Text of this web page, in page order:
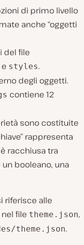
di primo livello
anche “oggetti
del file
e styles.
degli oggetti.
contiene 12
sono costituite
rappresenta
racchiusa tra
un booleano, una
riferisce alle
file theme.json,
theme.json.